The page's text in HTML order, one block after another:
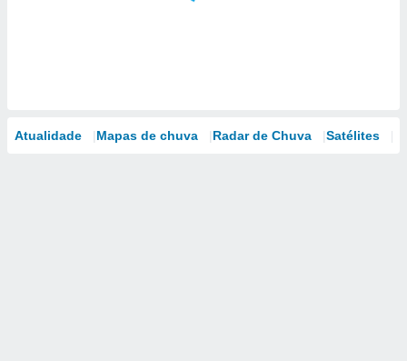
Atualidade Mapas de chuva Radar de Chuva Satélites